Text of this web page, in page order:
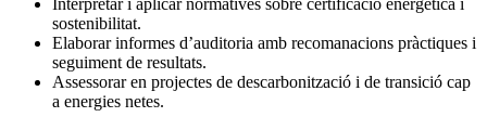
sostenibilitat.
Elaborar informes d’auditoria amb recomanacions pràctiques i
seguiment de resultats.
Assessorar en projectes de descarbonització i de transició cap
a energies netes.